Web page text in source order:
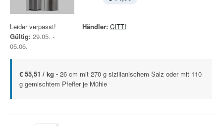
Leider verpasst!
Gültig: 29.05. -
05.06.
Händler: CITTI
€ 55,51 / kg - 26 cm mit 270 g sizilianischem Salz oder mit 110
g gemischtem Pfeffer je Mühle